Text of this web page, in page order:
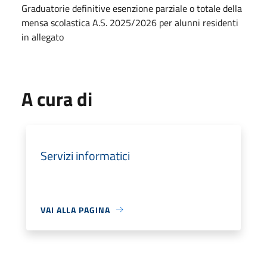
Graduatorie definitive esenzione parziale o totale della
mensa scolastica A.S. 2025/2026 per alunni residenti
in allegato
A cura di
Servizi informatici
VAI ALLA PAGINA